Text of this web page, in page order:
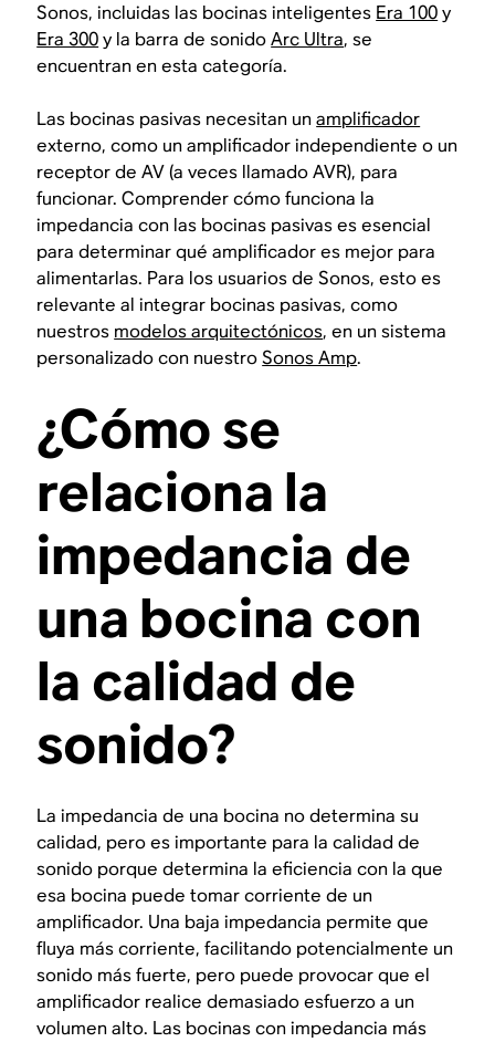
Sonos, incluidas las bocinas inteligentes Era 100y
Era 300y la barra de sonidoArc Ultra, se
encuentran en esta categoría.
Las bocinas pasivas necesitan unamplificador
externo, como un amplificador independiente o un
receptor de AV (a veces llamado AVR), para
funcionar. Comprender cómo funciona la
impedancia con las bocinas pasivas es esencial
para determinar qué amplificador es mejor para
alimentarlas. Para los usuarios de Sonos, esto es
relevante al integrar bocinas pasivas, como
nuestros modelos arquitectónicos, en un sistema
personalizado con nuestroSonos Amp.
¿Cómo se
relaciona la
impedancia de
una bocina con
la calidad de
sonido?
La impedancia de una bocina no determina su
calidad, pero es importante para la calidad de
sonido porque determina la eficiencia con la que
esa bocina puede tomar corriente de un
amplificador. Una baja impedancia permite que
fluya más corriente, facilitando potencialmente un
sonido más fuerte, pero puede provocar que el
amplificador realice demasiado esfuerzo a un
volumen alto. Las bocinas con impedancia más